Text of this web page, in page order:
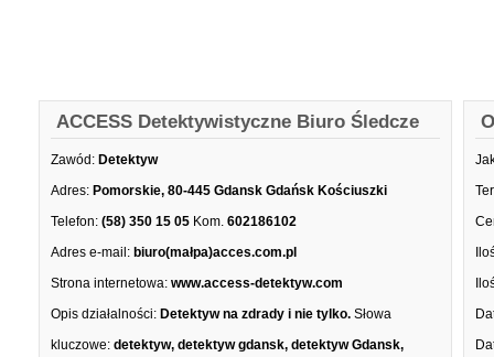
ACCESS Detektywistyczne Biuro Śledcze
Zawód: Detektyw
Adres: Pomorskie, 80-445 Gdansk Gdańsk Kościuszki
Telefon: (58) 350 15 05 Kom. 602186102
Adres e-mail: biuro(małpa)acces.com.pl
Strona internetowa: www.access-detektyw.com
Opis działalności: Detektyw na zdrady i nie tylko. Słowa
kluczowe: detektyw, detektyw gdansk, detektyw Gdansk,